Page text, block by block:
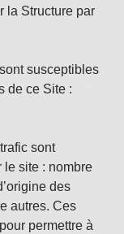
la Structure par
susceptibles
de ce Site :
sont
le site : nombre
des
autres. Ces
permettre à